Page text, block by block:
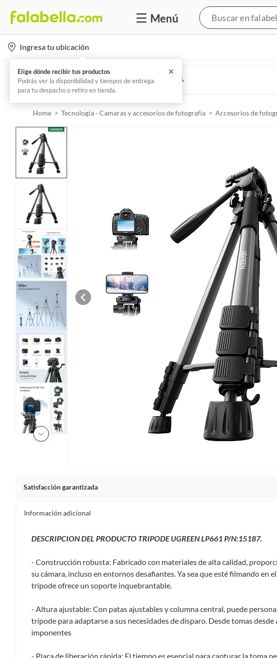
Menú
Ingresa tu ubicación
SUNPACK
TRIPODE SUNPAK 6630LX PARA CAMARA DIGITAL
Aurus E.i.r.l.
Home Tecnología - Camaras y accesorios de fotografía Accesorios de
Satisfacción garantizada
pueden devolver ni cambiar. Conoce cuáles son:
48 horas: cemento, mezclas de hormigón, morteros, yeso y otros productos para
7 días: colchones y productos de combustión.
48 horas: cemento, mezclas de hormigón, morteros, yeso y otros productos para
7 días: productos eléctricos o a combustión, electrodomésticos, tecnología,
máquinas.
No se pueden devolver o cambiar bajo cambio de opinión
Información adicional
DESCRIPCION DEL PRODUCTO TRIPODE UGREEN LP661 P/N:15187.
- Construcción robusta: Fabricado con materiales de alta calidad,
su cámara, incluso en entornos desafiantes. Ya sea que esté filmando en
trípode ofrece un soporte inquebrantable.
- Altura ajustable: Con patas ajustables y columna central, puede
trípode para adaptarse a sus necesidades de disparo. Desde tomas
imponentes
- Placa de liberación rápida: El tiempo es esencial para capturar la toma